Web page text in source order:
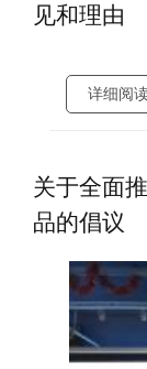
见和理由
详细阅
关于全面
品的倡议